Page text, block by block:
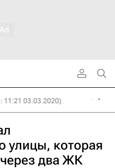
11:21 03.03.2020)
улицы, которая
два ЖК